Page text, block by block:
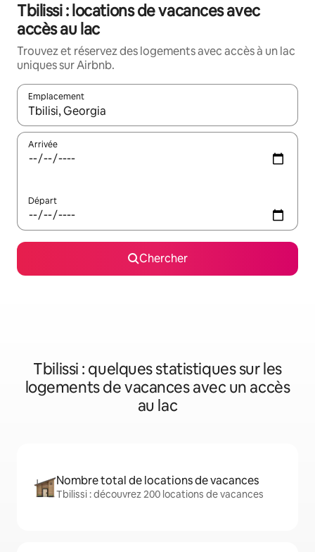
Tbilissi : locations de vacances avec
accès au lac
Trouvez et réservez des logements avec accès à un lac
uniques sur Airbnb.
Emplacement
Quand les résultats sont affichés, parcourez-les en utilisant
Arrivée
Départ
Chercher
Tbilissi : quelques statistiques sur les
logements de vacances avec un accès
au lac
Nombre total de locations de vacances
Tbilissi : découvrez 200 locations de vacances